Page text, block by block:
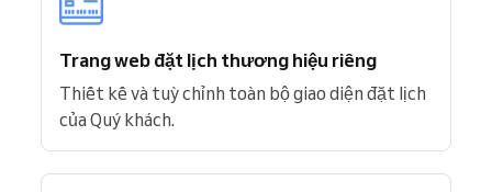
Trang web đặt lịch thương hiệu riêng
Thiết kế và tuỳ chỉnh toàn bộ giao diện đặt lịch
của Quý khách.